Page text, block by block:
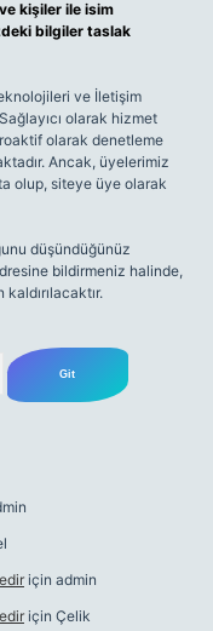
kişiler ile isim
bilgiler taslak
ve İletişim
olarak hizmet
olarak denetleme
Ancak, üyelerimiz
olup, siteye üye olarak
düşündüğünüz
bildirmeniz halinde,
için admin
için Çelik